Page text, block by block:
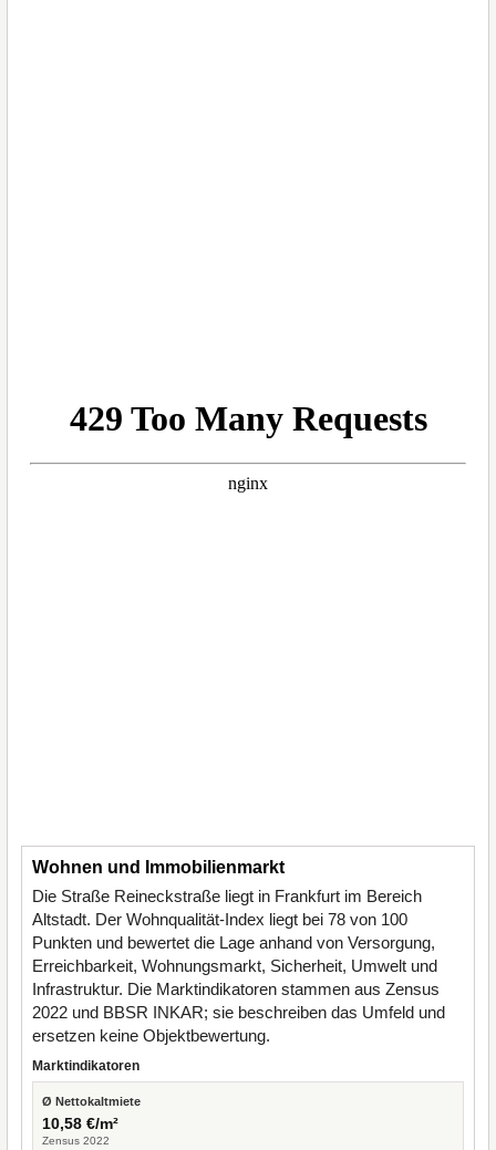
Wohnen und Immobilienmarkt
Die Straße Reineckstraße liegt in Frankfurt im Bereich
Altstadt. Der Wohnqualität-Index liegt bei 78 von 100
Punkten und bewertet die Lage anhand von Versorgung,
Erreichbarkeit, Wohnungsmarkt, Sicherheit, Umwelt und
Infrastruktur. Die Marktindikatoren stammen aus Zensus
2022 und BBSR INKAR; sie beschreiben das Umfeld und
ersetzen keine Objektbewertung.
Marktindikatoren
Ø Nettokaltmiete
10,58 €/m²
Zensus 2022